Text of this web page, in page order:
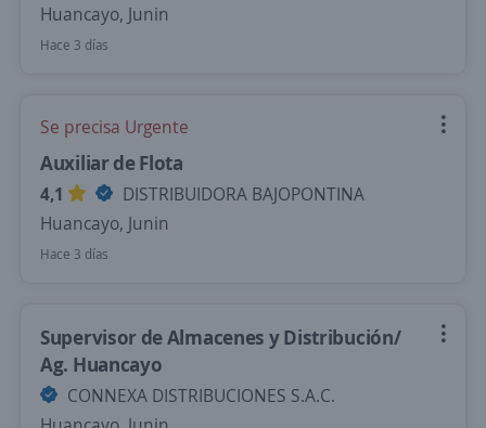
Huancayo, Junin
Hace 3 días
Se precisa Urgente
Auxiliar de Flota
4,1
DISTRIBUIDORA BAJOPONTINA
Huancayo, Junin
Hace 3 días
Supervisor de Almacenes y Distribución/
Ag. Huancayo
CONNEXA DISTRIBUCIONES S.A.C.